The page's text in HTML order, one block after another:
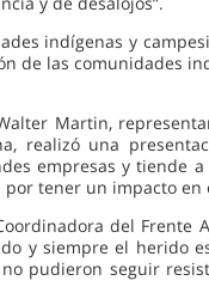
indígenas y
de las comunidades
Martin,
realizó una
empresas y tiende
tener un impacto en
del
y siempre el herido
pudieron seguir